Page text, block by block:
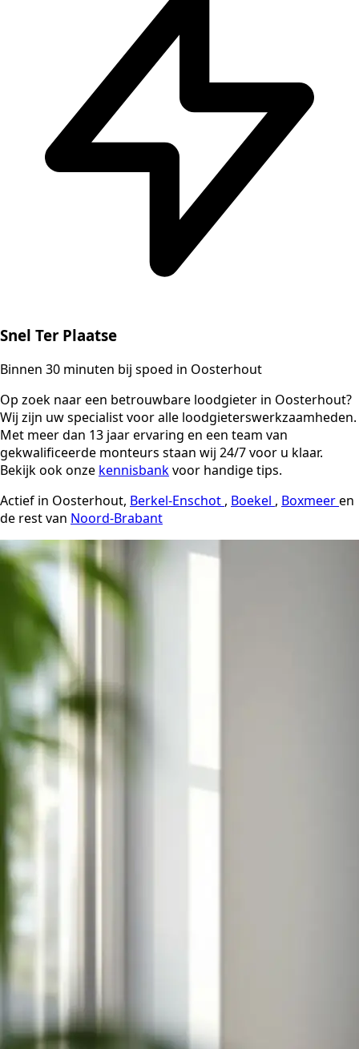
Snel Ter Plaatse
Binnen 30 minuten bij spoed in Oosterhout
Op zoek naar een betrouwbare loodgieter in Oosterhout?
Wij zijn uw specialist voor alle loodgieterswerkzaamheden.
Met meer dan 13 jaar ervaring en een team van
gekwalificeerde monteurs staan wij 24/7 voor u klaar.
Bekijk ook onze kennisbankvoor handige tips.
Actief in Oosterhout, Berkel-Enschot , Boekel , Boxmeeren
de rest van Noord-Brabant